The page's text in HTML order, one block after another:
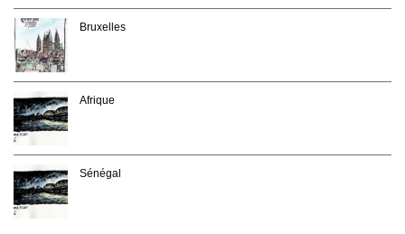
Bruxelles
Afrique
Sénégal